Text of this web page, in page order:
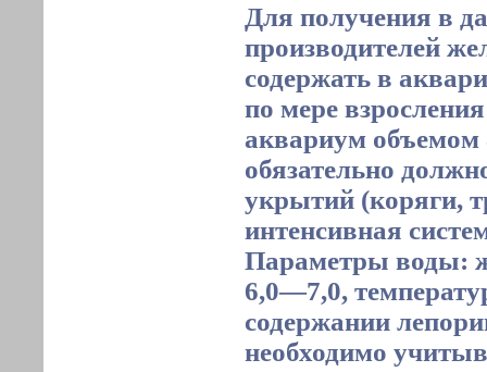
Для получения в
производителей
содержать в
по мере
аквариум
обязательно
укрытий (коряги,
интенсивная
Параметры воды:
6,0—7,0,
содержании
необходимо